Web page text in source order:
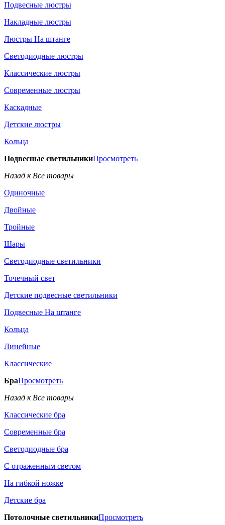
Подвесные люстры
Накладные люстры
Люстры На штанге
Светодиодные люстры
Классические люстры
Современные люстры
Каскадные
Детские люстры
Кольца
Подвесные светильникиПросмотреть
Назад к Все товары
Одиночные
Двойные
Тройные
Шары
Светодиодные светильники
Точечный свет
Детские подвесные светильники
Подвесные На штанге
Кольца
Линейные
Классические
БраПросмотреть
Назад к Все товары
Классические бра
Современные бра
Светодиодные бра
С отраженным светом
На гибкой ножке
Детские бра
Потолочные светильникиПросмотреть